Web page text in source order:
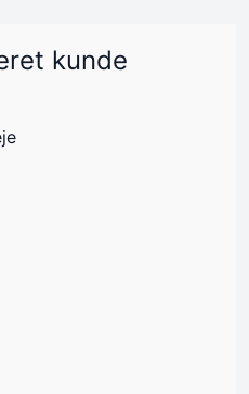
kunde